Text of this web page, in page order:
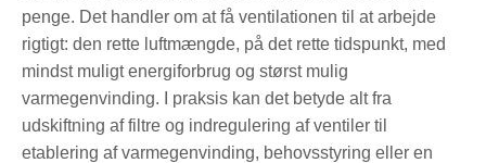
penge. Det handler om at få ventilationen til at arbejde
rigtigt: den rette luftmængde, på det rette tidspunkt, med
mindst muligt energiforbrug og størst mulig
varmegenvinding. I praksis kan det betyde alt fra
udskiftning af filtre og indregulering af ventiler til
etablering af varmegenvinding, behovsstyring eller en